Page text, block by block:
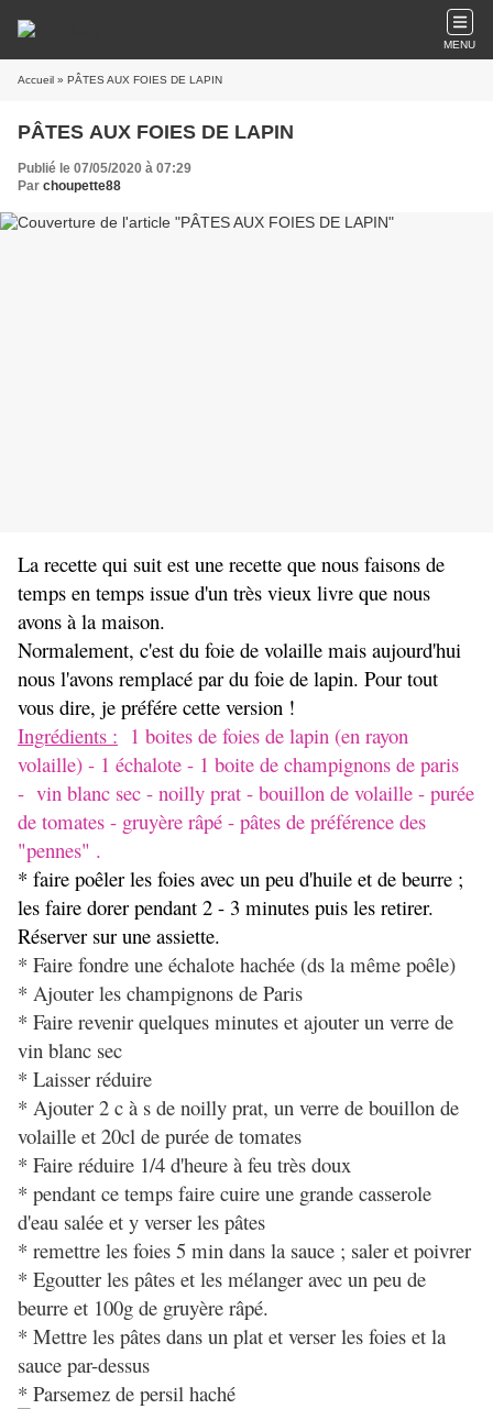
MENU
Accueil » PÂTES AUX FOIES DE LAPIN
PÂTES AUX FOIES DE LAPIN
Publié le 07/05/2020 à 07:29
Par choupette88
La recette qui suit est une recette que nous faisons de
temps en temps issue d'un très vieux livre que nous
avons à la maison.
Normalement, c'est du foie de volaille mais aujourd'hui
nous l'avons remplacé par du foie de lapin. Pour tout
vous dire, je préfére cette version !
Ingrédients : 1 boites de foies de lapin (en rayon
volaille) - 1 échalote - 1 boite de champignons de paris
- vin blanc sec - noilly prat - bouillon de volaille - purée
de tomates - gruyère râpé - pâtes de préférence des
"pennes" .
* faire poêler les foies avec un peu d'huile et de beurre ;
les faire dorer pendant 2 - 3 minutes puis les retirer.
Réserver sur une assiette.
* Faire fondre une échalote hachée (ds la même poêle)
* Ajouter les champignons de Paris
* Faire revenir quelques minutes et ajouter un verre de
vin blanc sec
* Laisser réduire
* Ajouter 2 c à s de noilly prat, un verre de bouillon de
volaille et 20cl de purée de tomates
* Faire réduire 1/4 d'heure à feu très doux
* pendant ce temps faire cuire une grande casserole
d'eau salée et y verser les pâtes
* remettre les foies 5 min dans la sauce ; saler et poivrer
* Egoutter les pâtes et les mélanger avec un peu de
beurre et 100g de gruyère râpé.
* Mettre les pâtes dans un plat et verser les foies et la
sauce par-dessus
* Parsemez de persil haché